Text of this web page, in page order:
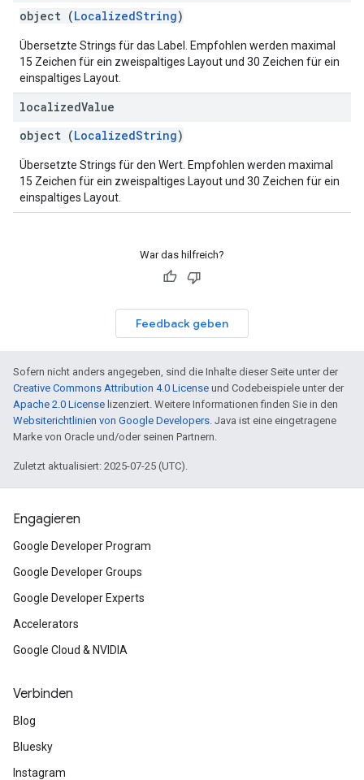
object (LocalizedString)
Übersetzte Strings für das Label. Empfohlen werden maximal
15 Zeichen für ein zweispaltiges Layout und 30 Zeichen für ein
einspaltiges Layout.
localizedValue
object (LocalizedString)
Übersetzte Strings für den Wert. Empfohlen werden maximal
15 Zeichen für ein zweispaltiges Layout und 30 Zeichen für ein
einspaltiges Layout.
War das hilfreich?
Feedback geben
Sofern nicht anders angegeben, sind die Inhalte dieser Seite unter der
Creative Commons Attribution 4.0 License und Codebeispiele unter der
Apache 2.0 License lizenziert. Weitere Informationen finden Sie in den
Websiterichtlinien von Google Developers. Java ist eine eingetragene
Marke von Oracle und/oder seinen Partnern.
Zuletzt aktualisiert: 2025-07-25 (UTC).
Engagieren
Google Developer Program
Google Developer Groups
Google Developer Experts
Accelerators
Google Cloud & NVIDIA
Verbinden
Blog
Bluesky
Instagram